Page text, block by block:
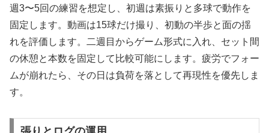
週3〜5回の練習を想定し、初週は素振りと多球で動作を
固定します。動画は15球だけ撮り、初動の半歩と面の揺
れを評価します。二週目からゲーム形式に入れ、セット間
の休憩と本数を固定して比較可能にします。疲労でフォー
ムが崩れたら、その日は負荷を落として再現性を優先しま
す。